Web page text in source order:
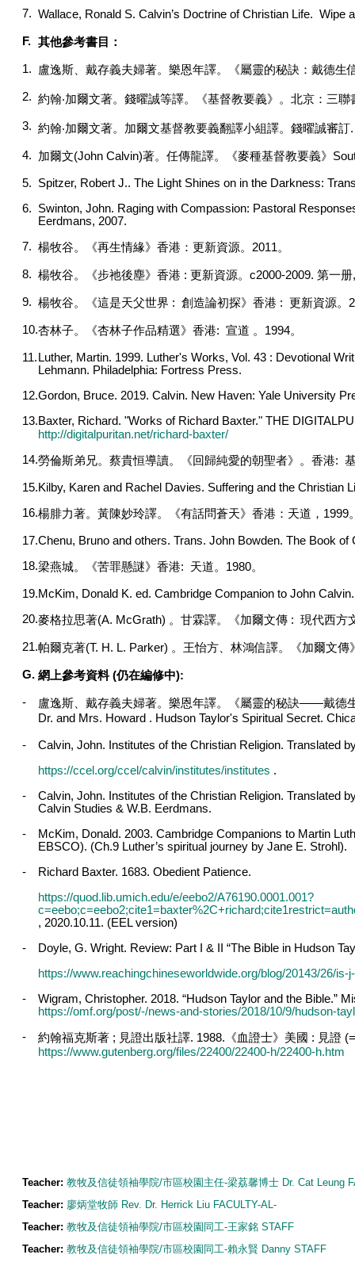
7. Wallace, Ronald S. Calvin’s Doctrine of Christian Life. Wipe
F. 其他參考書目：
1. 盧逸斯、戴存義夫婦著。樂恩年譯。《屬靈的秘訣：戴德生
2. 約翰‧加爾文著。錢曜誠等譯。《基督教要義》。北京：三聯
3. 約翰‧加爾文著。加爾文基督教要義翻譯小組譯。錢曜誠審訂
4. 加爾文(John Calvin)著。任傳龍譯。《麥種基督教要義》
5.
Spitzer, Robert J.. The Light Shines on in the Darkness:
6.
Swinton, John. Raging with Compassion: Pastoral
Eerdmans, 2007.
7. 楊牧谷。《再生情緣》香港：更新資源。 2011。
8. 楊牧谷。《步祂後塵》香港 : 更新資源。 c2000-2009. 第一册
9. 楊牧谷。《這是天父世界 : 創造論初探》香港 : 更新資源。
10.杏林子。《杏林子作品精選》香港: 宣道 。 1994。
11. Luther, Martin. 1999. Luther's Works, Vol. 43 : Devotional
Lehmann. Philadelphia: Fortress Press.
12.Gordon, Bruce. 2019. Calvin. New Haven: Yale University
13.Baxter, Richard. "Works of Richard Baxter." THE
http://digitalpuritan.net/richard-baxter/
14.勞倫斯弟兄。蔡貴恒導讀。《回歸純愛的朝聖者》。香港:
15.Kilby, Karen and Rachel Davies. Suffering and the Christian
16.楊腓力著。黃陳妙玲譯。《有話問蒼天》香港：天道， 1999
17.Chenu, Bruno and others. Trans. John Bowden. The Book
18.梁燕城。《苦罪懸謎》香港: 天道。 1980。
19.McKim, Donald K. ed. Cambridge Companion to John
20.麥格拉思著(A. McGrath) 。甘霖譯。《加爾文傳 : 現代西方
21.帕爾克著(T. H. L. Parker) 。王怡方、林鴻信譯。《加爾文傳
G. 網上參考資料 (仍在編修中):
- 盧逸斯、戴存義夫婦著。樂恩年譯。《屬靈的秘訣——戴德
Dr. and Mrs. Howard . Hudson Taylor's Spiritual Secret.
-
Calvin, John. Institutes of the Christian Religion. Translated
https://ccel.org/ccel/calvin/institutes/institutes .
-
Calvin, John. Institutes of the Christian Religion. Translated
Calvin Studies & W.B. Eerdmans.
-
McKim, Donald. 2003. Cambridge Companions to Martin
EBSCO). (Ch.9 Luther’s spiritual journey by Jane E. Strohl).
-
Richard Baxter. 1683. Obedient Patience.
https://quod.lib.umich.edu/e/eebo2/A76190.0001.001?
, 2020.10.11. (EEL version)
-
Doyle, G. Wright. Review: Part I & II “The Bible in Hudson
https://www.reachingchineseworldwide.org/blog/20143/26/
-
Wigram, Christopher. 2018. “Hudson Taylor and the Bible.”
https://omf.org/post/-/news-and-stories/2018/10/9/hudson-
-
約翰福克斯著 ; 見證出版社譯. 1988. 《血證士》美國 : 見證
https://www.gutenberg.org/files/22400/22400-h/22400-h.htm
Teacher: 教牧及信徒領袖學院/市區校園主任-梁荔馨博士 Dr. Cat Leung
Teacher: 廖炳堂牧師 Rev. Dr. Herrick Liu FACULTY-AL-
Teacher: 教牧及信徒領袖學院/市區校園同工-王家銘 STAFF
Teacher: 教牧及信徒領袖學院/市區校園同工-賴永賢 Danny STAFF